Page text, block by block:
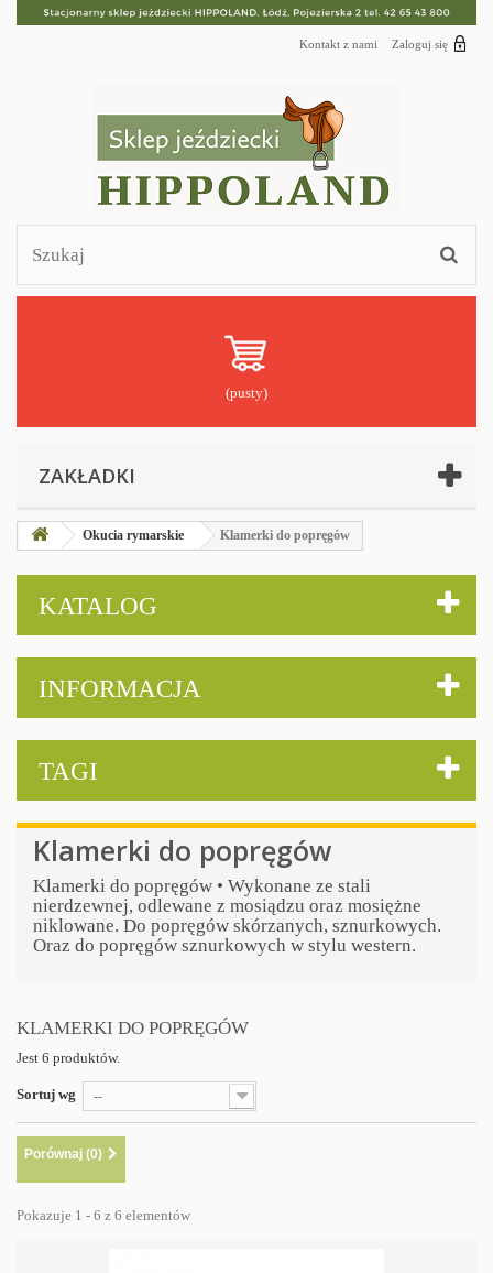
Zaloguj się
Kontakt z nami
(pusty)
ZAKŁADKI
Okucia rymarskie Klamerki do popręgów
KATALOG
INFORMACJA
TAGI
Klamerki do popręgów
Klamerki do popręgów • Wykonane ze stali
nierdzewnej, odlewane z mosiądzu oraz mosiężne
niklowane. Do popręgów skórzanych, sznurkowych.
Oraz do popręgów sznurkowych w stylu western.
KLAMERKI DO POPRĘGÓW
Jest 6 produktów.
Sortuj wg --
Porównaj (0)
Pokazuje 1 - 6 z 6 elementów